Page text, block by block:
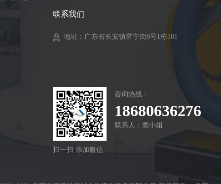
联系我们
地址：广东省长安镇富宁街9号1栋101
扫一扫 添加微信
咨询热线：
18680636276
联系人：窦小姐